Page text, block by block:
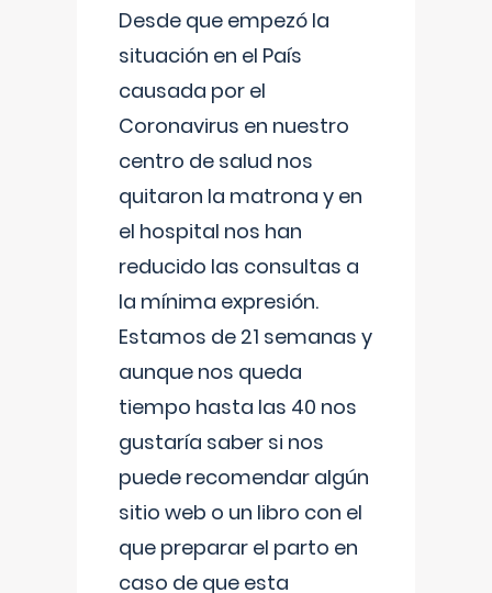
Desde que empezó la
situación en el País
causada por el
Coronavirus en nuestro
centro de salud nos
quitaron la matrona y en
el hospital nos han
reducido las consultas a
la mínima expresión.
Estamos de 21 semanas y
aunque nos queda
tiempo hasta las 40 nos
gustaría saber si nos
puede recomendar algún
sitio web o un libro con el
que preparar el parto en
caso de que esta